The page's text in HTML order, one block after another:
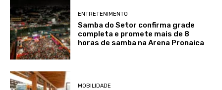
ENTRETENIMENTO
Samba do Setor confirma grade
completa e promete mais de 8
horas de samba na Arena Pronaica
MOBILIDADE